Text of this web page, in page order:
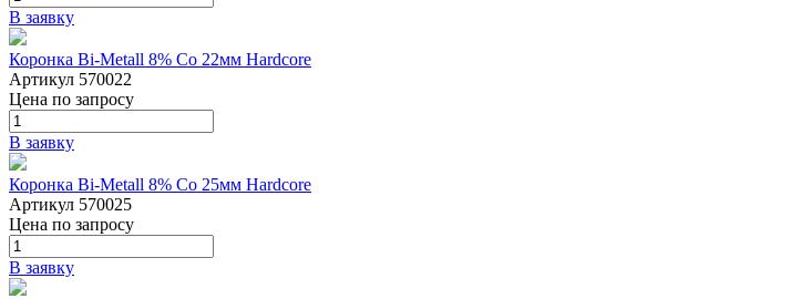
В заявку
Коронка Bi-Metall 8% Co 22мм Hardcore
Артикул 570022
Цена по запросу
В заявку
Коронка Bi-Metall 8% Co 25мм Hardcore
Артикул 570025
Цена по запросу
В заявку